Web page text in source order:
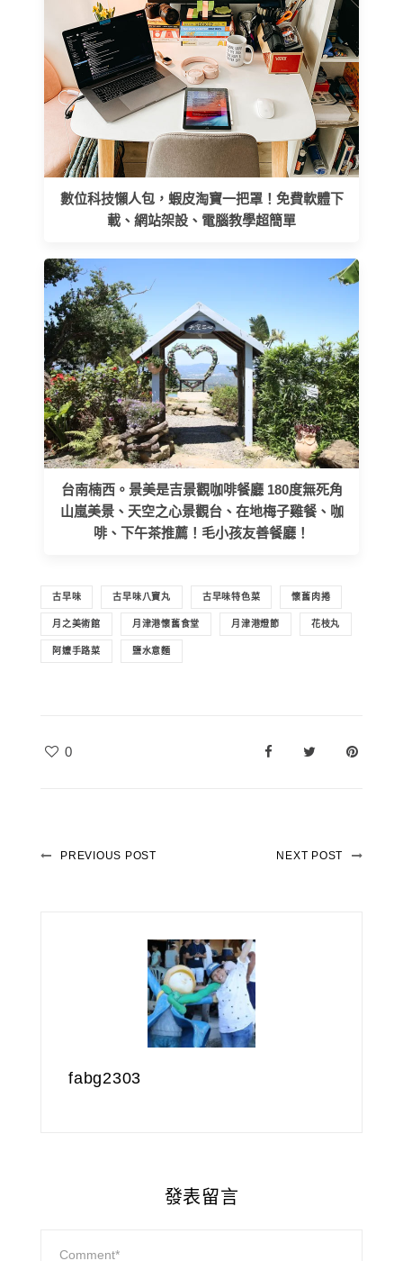
數位科技懶人包，蝦皮淘寶一把罩！免費軟體下
載、網站架設、電腦教學超簡單
台南楠西。景美是吉景觀咖啡餐廳 180度無死角
山嵐美景、天空之心景觀台、在地梅子雞餐、咖
啡、下午茶推薦！毛小孩友善餐廳！
古早味 古早味八寶丸 古早味特色菜 懷舊肉捲
月之美術館 月津港懷舊食堂 月津港燈節 花枝丸
阿嬤手路菜 鹽水意麵
0
PREVIOUS POST NEXT POST
fabg2303
發表留言